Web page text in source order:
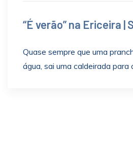
“É verão” na Ericeira |
Quase sempre que uma
água, sai uma caldeirada para